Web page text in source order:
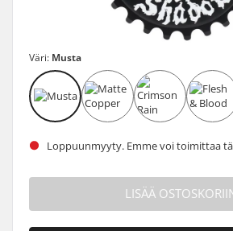
Väri: Musta
Loppuunmyyty. Emme voi toimittaa
LISÄÄ